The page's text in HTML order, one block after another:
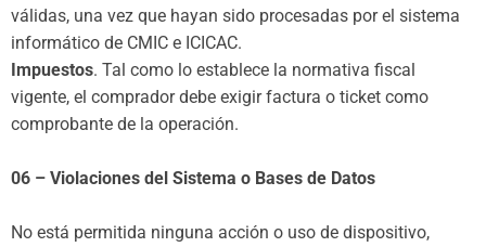
válidas, una vez que hayan sido procesadas por el sistema
informático de CMIC e ICICAC.
Impuestos. Tal como lo establece la normativa fiscal
vigente, el comprador debe exigir factura o ticket como
comprobante de la operación.
06 – Violaciones del Sistema o Bases de Datos
No está permitida ninguna acción o uso de dispositivo,